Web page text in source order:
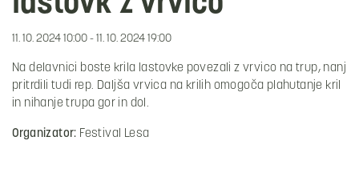
11. 10. 2024 10:00 - 11. 10. 2024 19:00
Na delavnici boste krila lastovke povezali z vrvico na trup, nanj
pritrdili tudi rep. Daljša vrvica na krilih omogoča plahutanje kril
in nihanje trupa gor in dol.
Organizator: Festival Lesa